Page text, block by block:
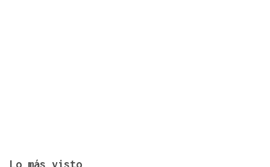
Lo más visto